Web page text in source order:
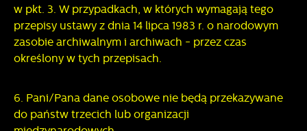
w pkt. 3. W przypadkach, w których wymagają tego
przepisy ustawy z dnia 14 lipca 1983 r. o narodowym
zasobie archiwalnym i archiwach - przez czas
określony w tych przepisach.
6. Pani/Pana dane osobowe nie będą przekazywane
do państw trzecich lub organizacji